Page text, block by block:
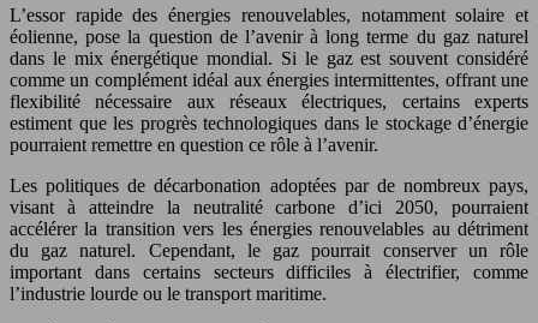
L’essor rapide des énergies renouvelables, notamment solaire et
éolienne, pose la question de l’avenir à long terme du gaz naturel
dans le mix énergétique mondial. Si le gaz est souvent considéré
comme un complément idéal aux énergies intermittentes, offrant une
flexibilité nécessaire aux réseaux électriques, certains experts
estiment que les progrès technologiques dans le stockage d’énergie
pourraient remettre en question ce rôle à l’avenir.
Les politiques de décarbonation adoptées par de nombreux pays,
visant à atteindre la neutralité carbone d’ici 2050, pourraient
accélérer la transition vers les énergies renouvelables au détriment
du gaz naturel. Cependant, le gaz pourrait conserver un rôle
important dans certains secteurs difficiles à électrifier, comme
l’industrie lourde ou le transport maritime.